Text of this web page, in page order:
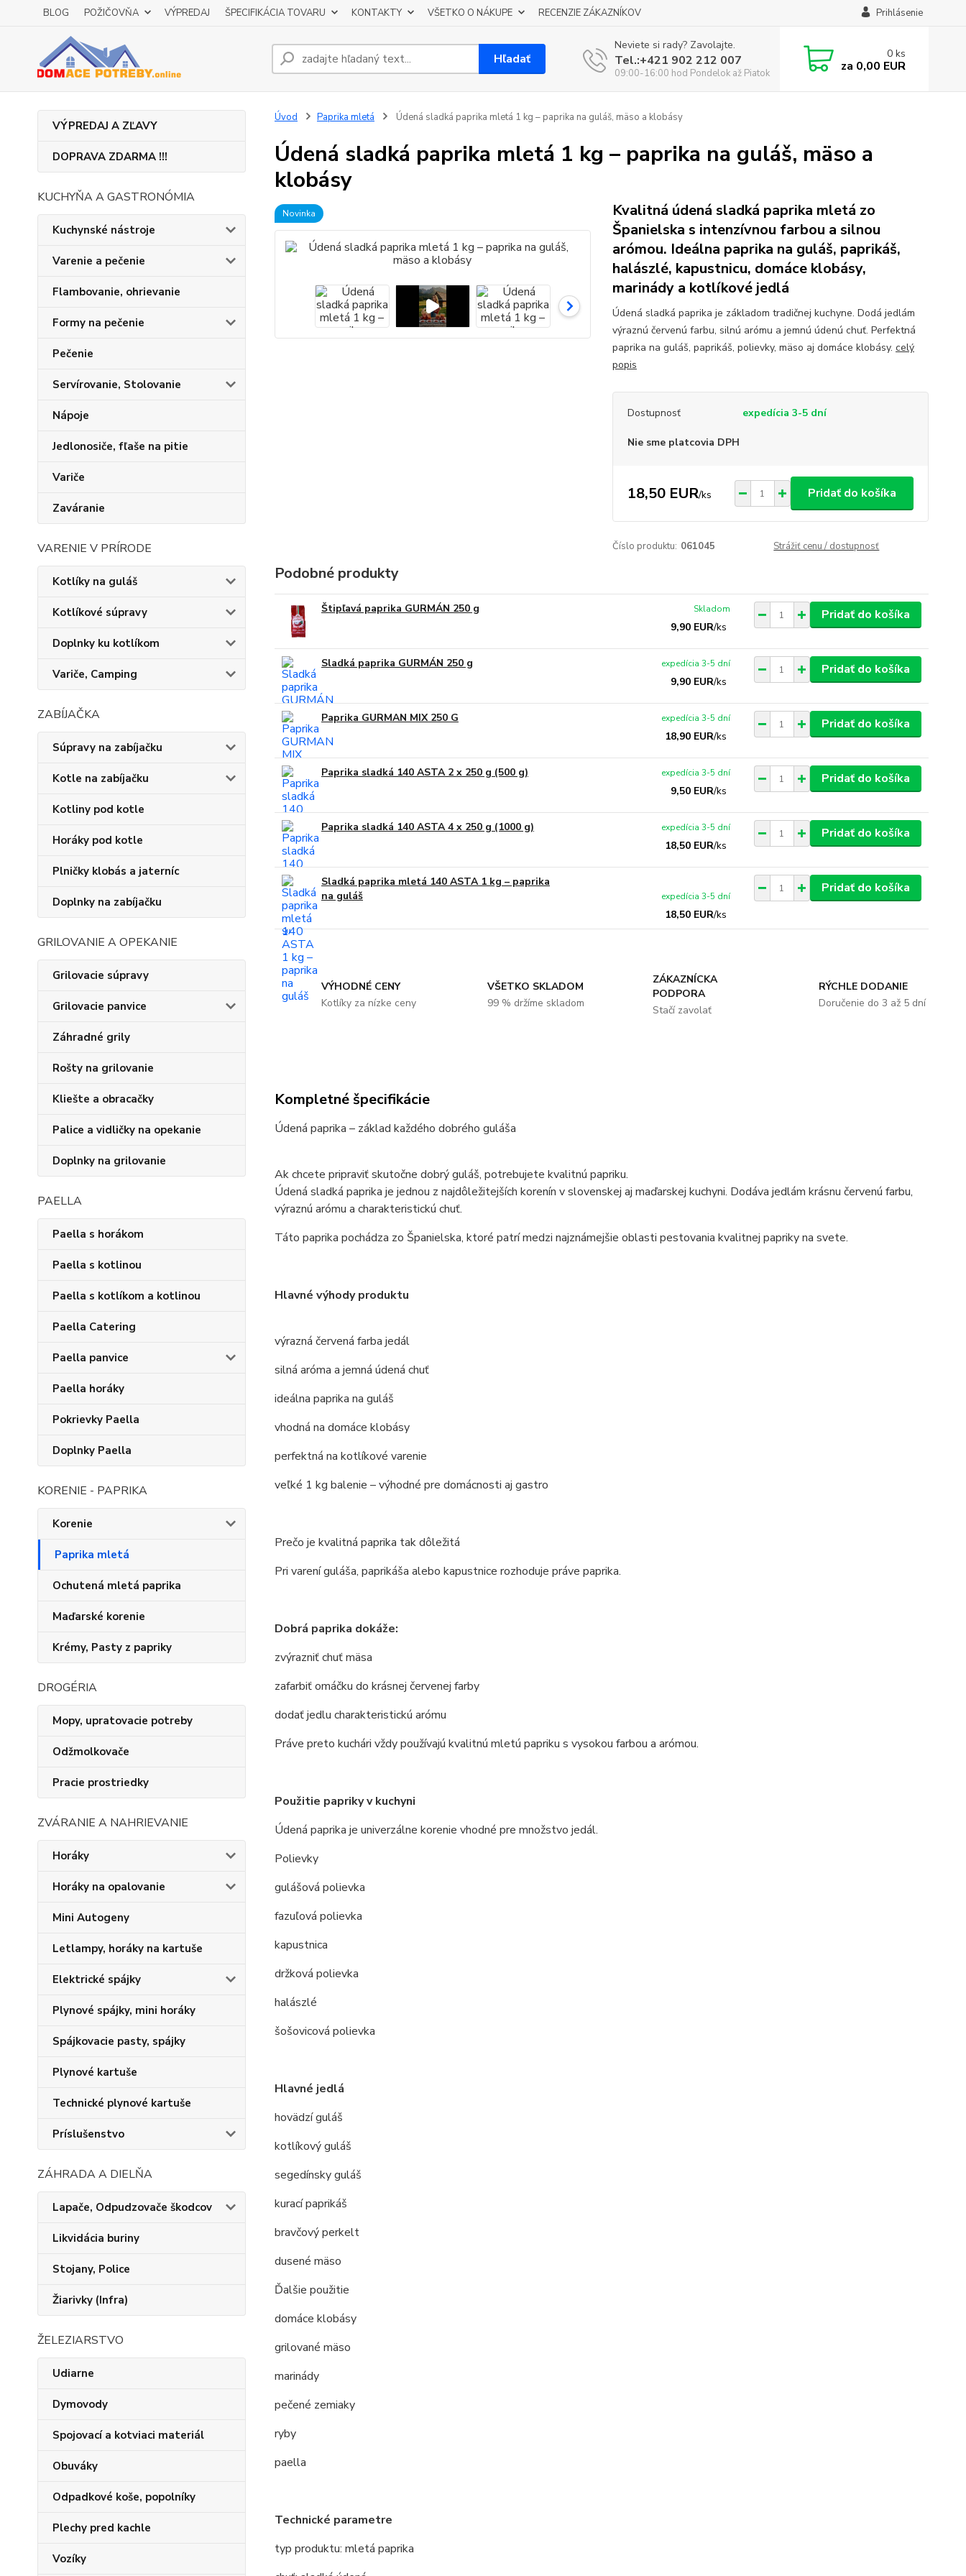
BLOG POŽIČOVŇA VÝPREDAJ ŠPECIFIKÁCIA TOVARU KONTAKTY VŠETKO O NÁKUPE RECENZIE ZÁKAZNÍKOV Prihlásenie
Hľadať
Neviete si rady? Zavolajte.
Tel.:+421 902 212 007
09:00-16:00 hod Pondelok až Piatok
0 ks
za 0,00 EUR
VÝPREDAJ A ZĽAVY
DOPRAVA ZDARMA !!!
KUCHYŇA A GASTRONÓMIA
Kuchynské nástroje
Varenie a pečenie
Flambovanie, ohrievanie
Formy na pečenie
Pečenie
Servírovanie, Stolovanie
Nápoje
Jedlonosiče, fľaše na pitie
Variče
Zaváranie
VARENIE V PRÍRODE
Kotlíky na guláš
Kotlíkové súpravy
Doplnky ku kotlíkom
Variče, Camping
ZABÍJAČKA
Súpravy na zabíjačku
Kotle na zabíjačku
Kotliny pod kotle
Horáky pod kotle
Plničky klobás a jaterníc
Doplnky na zabíjačku
GRILOVANIE A OPEKANIE
Grilovacie súpravy
Grilovacie panvice
Záhradné grily
Rošty na grilovanie
Kliešte a obracačky
Palice a vidličky na opekanie
Doplnky na grilovanie
PAELLA
Paella s horákom
Paella s kotlinou
Paella s kotlíkom a kotlinou
Paella Catering
Paella panvice
Paella horáky
Pokrievky Paella
Doplnky Paella
KORENIE - PAPRIKA
Korenie
Paprika mletá
Ochutená mletá paprika
Maďarské korenie
Krémy, Pasty z papriky
DROGÉRIA
Mopy, upratovacie potreby
Odžmolkovače
Pracie prostriedky
ZVÁRANIE A NAHRIEVANIE
Horáky
Horáky na opalovanie
Mini Autogeny
Letlampy, horáky na kartuše
Elektrické spájky
Plynové spájky, mini horáky
Spájkovacie pasty, spájky
Plynové kartuše
Technické plynové kartuše
Príslušenstvo
ZÁHRADA A DIELŇA
Lapače, Odpudzovače škodcov
Likvidácia buriny
Stojany, Police
Žiarivky (Infra)
ŽELEZIARSTVO
Udiarne
Dymovody
Spojovací a kotviaci materiál
Obuváky
Odpadkové koše, popolníky
Plechy pred kachle
Vozíky
Úvod Paprika mletá Údená sladká paprika mletá 1 kg – paprika na guláš, mäso a klobásy
Údená sladká paprika mletá 1 kg – paprika na guláš, mäso a
klobásy
Novinka
Kvalitná údená sladká paprika mletá zo
Španielska s intenzívnou farbou a silnou
arómou. Ideálna paprika na guláš, paprikáš,
halászlé, kapustnicu, domáce klobásy,
marinády a kotlíkové jedlá
Údená sladká paprika je základom tradičnej kuchyne. Dodá jedlám
výraznú červenú farbu, silnú arómu a jemnú údenú chuť. Perfektná
paprika na guláš, paprikáš, polievky, mäso aj domáce klobásy. celý
popis
Dostupnosť expedícia 3-5 dní
Nie sme platcovia DPH
18,50 EUR/ks Pridať do košíka
Číslo produktu: 061045 Strážiť cenu / dostupnosť
Podobné produkty
Štipľavá paprika GURMÁN 250 g
9,90 EUR/ks
Skladom Pridať do košíka
Sladká paprika GURMÁN 250 g
9,90 EUR/ks
expedícia 3-5 dní Pridať do košíka
Paprika GURMAN MIX 250 G
18,90 EUR/ks
expedícia 3-5 dní Pridať do košíka
Paprika sladká 140 ASTA 2 x 250 g (500 g)
9,50 EUR/ks
expedícia 3-5 dní Pridať do košíka
Paprika sladká 140 ASTA 4 x 250 g (1000 g)
18,50 EUR/ks
expedícia 3-5 dní Pridať do košíka
Sladká paprika mletá 140 ASTA 1 kg – paprika
na guláš
18,50 EUR/ks
expedícia 3-5 dní
Pridať do košíka
VÝHODNÉ CENY
Kotlíky za nízke ceny
VŠETKO SKLADOM
99 % držíme skladom
ZÁKAZNÍCKA
PODPORA
Stačí zavolať
RÝCHLE DODANIE
Doručenie do 3 až 5 dní
Kompletné špecifikácie
Údená paprika – základ každého dobrého guláša
Ak chcete pripraviť skutočne dobrý guláš, potrebujete kvalitnú papriku.
Údená sladká paprika je jednou z najdôležitejších korenín v slovenskej aj maďarskej kuchyni. Dodáva jedlám krásnu červenú farbu,
výraznú arómu a charakteristickú chuť.
Táto paprika pochádza zo Španielska, ktoré patrí medzi najznámejšie oblasti pestovania kvalitnej papriky na svete.
Hlavné výhody produktu
výrazná červená farba jedál
silná aróma a jemná údená chuť
ideálna paprika na guláš
vhodná na domáce klobásy
perfektná na kotlíkové varenie
veľké 1 kg balenie – výhodné pre domácnosti aj gastro
Prečo je kvalitná paprika tak dôležitá
Pri varení guláša, paprikáša alebo kapustnice rozhoduje práve paprika.
Dobrá paprika dokáže:
zvýrazniť chuť mäsa
zafarbiť omáčku do krásnej červenej farby
dodať jedlu charakteristickú arómu
Práve preto kuchári vždy používajú kvalitnú mletú papriku s vysokou farbou a arómou.
Použitie papriky v kuchyni
Údená paprika je univerzálne korenie vhodné pre množstvo jedál.
Polievky
gulášová polievka
fazuľová polievka
kapustnica
držková polievka
halászlé
šošovicová polievka
Hlavné jedlá
hovädzí guláš
kotlíkový guláš
segedínsky guláš
kurací paprikáš
bravčový perkelt
dusené mäso
Ďalšie použitie
domáce klobásy
grilované mäso
marinády
pečené zemiaky
ryby
paella
Technické parametre
typ produktu: mletá paprika